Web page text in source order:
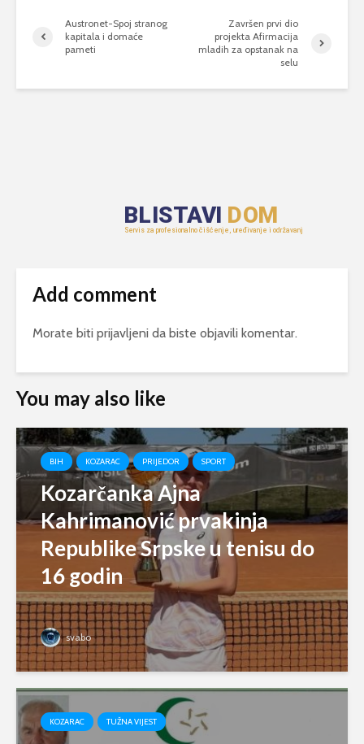
Austronet-Spoj stranog
kapitala i domaće
pameti
Završen prvi dio
projekta Afirmacija
mladih za opstanak na
selu
Add comment
Morate biti prijavljeni da biste objavili komentar.
You may also like
BIH KOZARAC PRIJEDOR SPORT
Kozarčanka Ajna
Kahrimanović prvakinja
Republike Srpske u tenisu do
16 godin
svabo
KOZARAC TUŽNA VIJEST